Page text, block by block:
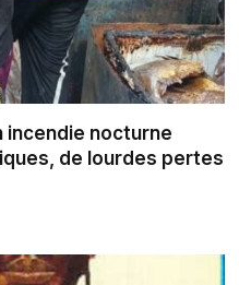
incendie nocturne
de lourdes pertes